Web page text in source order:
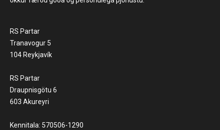
RS Partar
Tranavogur 5
104 Reykjavík
RS Partar
Draupnisgötu 6
603 Akureyri
Kennitala: 570506-1290